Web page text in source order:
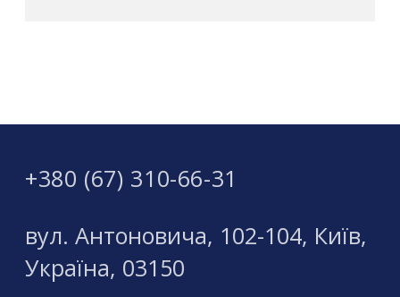
+380 (67) 310-66-31
вул. Антоновича, 102-104, Київ,
Україна, 03150